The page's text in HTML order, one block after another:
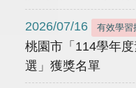
2026/07/16 有效學習
桃園市「114學年
選」獲獎名單